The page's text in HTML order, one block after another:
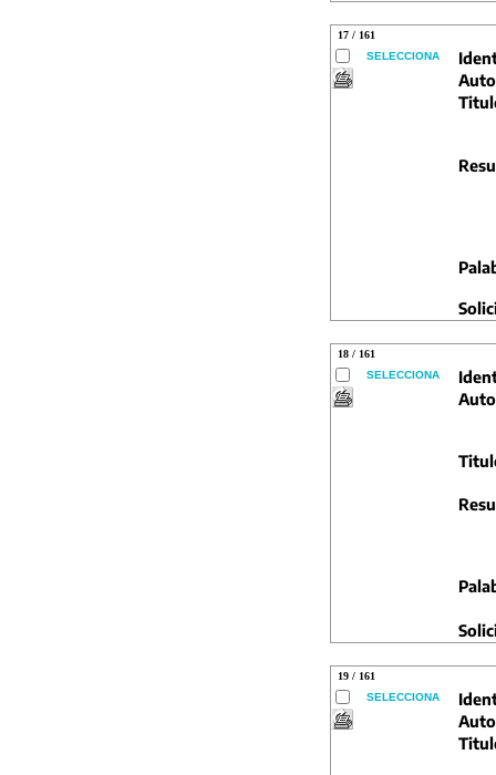
17 / 161
SELECCIONA
18 / 161
SELECCIONA
19 / 161
SELECCIONA